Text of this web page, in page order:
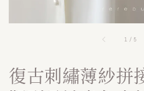
1 /5
復古刺繡薄紗拼